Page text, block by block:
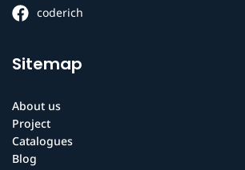
coderich
Sitemap
About us
Project
Catalogues
Blog